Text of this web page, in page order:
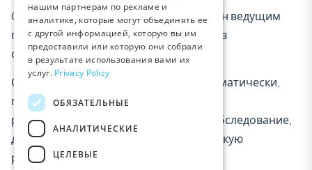
Cone Beam в настоящее время признан ведущим
процессом секционной визуализации в
одонтостоматологии.
Однако его не следует назначать автоматически,
поскольку его действительно следует
рассматривать как дополнительное обследование,
дополняющее обычную 2D и клиническую
радиологию.
PORTUGUESE
DUTCH
нашим партнерам по рекламе и
аналитике, которые могут объединять ее
с другой информацией, которую вы им
предоставили или которую они собрали
в результате использования вами их
услуг. Privacy Policy
ОБЯЗАТЕЛЬНЫЕ
АНАЛИТИЧЕСКИЕ
ЦЕЛЕВЫЕ